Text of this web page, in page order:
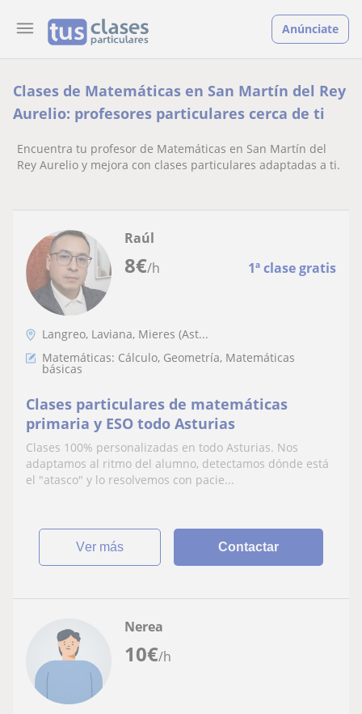
Anúnciate
Clases de Matemáticas en San Martín del Rey
Aurelio: profesores particulares cerca de ti
Encuentra tu profesor de Matemáticas en San Martín del
Rey Aurelio y mejora con clases particulares adaptadas a ti.
8€/h 1ª clase gratis
Raúl
Langreo, Laviana, Mieres (Ast...
Matemáticas: Cálculo, Geometría, Matemáticas
básicas
Clases particulares de matemáticas
primaria y ESO todo Asturias
Clases 100% personalizadas en todo Asturias. Nos
adaptamos al ritmo del alumno, detectamos dónde está
el "atasco" y lo resolvemos con pacie...
ver más Contactar
10€/h
Nerea